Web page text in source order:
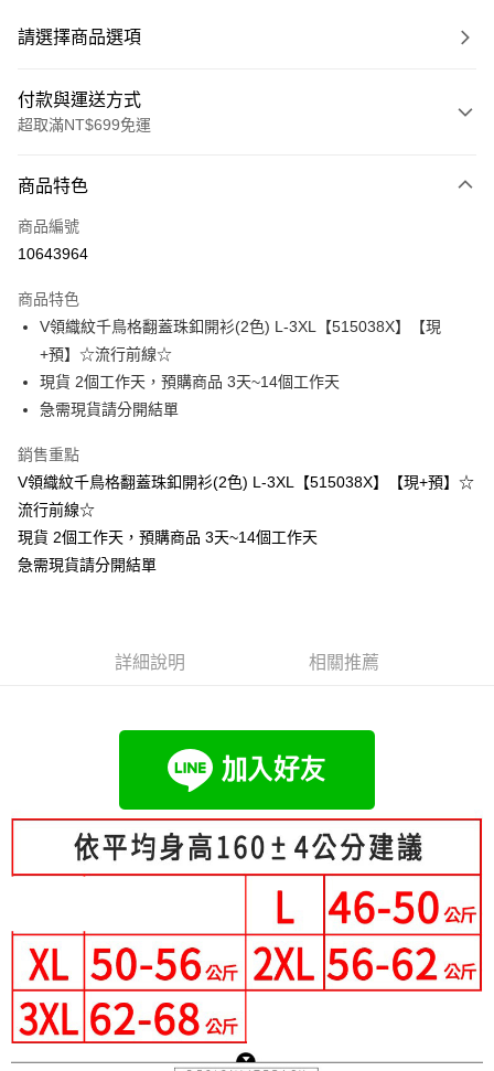
請選擇商品選項
付款與運送方式
超取滿NT$699免運
信用卡一次付款
超商取貨付款
Apple Pay
街口支付
悠遊付
Google Pay
全支付
大哥付你分期
2.付款方式選擇「大哥付你分期」，訂單成立後會自動跳轉到大哥付的交易
4.訂單成立30分鐘內，如未前往確認交易或遇審核未通過，訂單將自動取
消。如遇「轉專審核」未通過狀況，表示未達大哥付你分期系統評分，恕無
1.分期款項不併入電信帳單，「大哥付你分期」於每月結算日後寄送繳費提
醒簡訊。
2.透過簡訊連結打開帳單後，可選擇「超商條碼／台灣大直營門市／銀行轉
帳／街口支付／iPASS MONEY」等通路繳費。
1.本服務係由「台灣大哥大股份有限公司」（以下簡稱本公司）所提供，讓
用戶於交易時，得透過本服務購買商品或服務，並由商店將買賣／分期付款
買賣價金債權讓與本公司後，依約使用本公司帳單繳交帳款。
2.基於同意付款使用「大哥付你分期」之契約關係目的，商店將以您的個人
資料（包含姓名、電話或地址）提供予台灣大哥大進項蒐集、處理及利用，
由本公司與您本人進行分期帳單所需資料之確認、核對及更正。
3.完整用戶服務條款，請詳閱以下連結：
１．簡單：不需註冊會員、不需綁卡、不需儲值。
２．便利：只要手機號碼，簡訊認證，即可結帳。
３．安心：先確認商品／服務後，再付款。
【「AFTEE先享後付」結帳流程】
１．於結帳方式選擇「AFTEE先享後付」後，將跳轉至「AFTEE先享後付」
結帳頁面，進行簡訊認證並確認金額後，即可完成結帳。
３．收到繳費通知簡訊後14天內，點擊此簡訊中的連結，可透過四大超商／
ATM／網路銀行／等多元方式進行付款，方視為交易完成。
※ 請注意：結帳手續完成當下不需立刻繳費，但若您需要取消訂單，請聯絡
購買商品的店家。未經商家同意取消之訂單仍視為有效，需透過AFTEE先享
後付繳納相關費用。
※ 交易是否成功請以「AFTEE先享後付 」之結帳頁面顯示為準，若有關於
是否繳費成功／繳費後需取消欲退款等相關疑問，請聯繫「AFTEE先享後付
客戶支援中心」https://netprotections.freshdesk.com/support/home
「Hami Point」為中華電信所提供之點數服務，可於會員專區綁定中華電信
會員帳號後，即可在購物車使用 Hami Point 折抵消費金額 (1點等於1元)。
運送方式
全家付款取貨
每筆NT$80，滿NT$699(含以上)免運費
付款後全家取貨
每筆NT$80，滿NT$699(含以上)免運費
付款後萊爾富取貨
每筆NT$80，滿NT$699(含以上)免運費
商品特色
商品編號
10643964
商品特色
V領織紋千鳥格翻蓋珠釦開衫(2色) L-3XL【515038X】【現
+預】☆流行前線☆
現貨 2個工作天，預購商品 3天~14個工作天
急需現貨請分開結單
銷售重點
V領織紋千鳥格翻蓋珠釦開衫(2色) L-3XL【515038X】【現+預】☆
流行前線☆
現貨 2個工作天，預購商品 3天~14個工作天
急需現貨請分開結單
詳細說明 相關推薦